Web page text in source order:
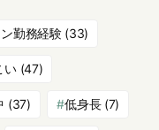
勤務経験(33)
い(47)
(37) 低身長(7)